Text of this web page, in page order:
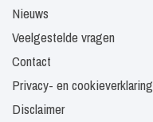
Nieuws
Veelgestelde vragen
Contact
Privacy- en cookieverklaring
Disclaimer